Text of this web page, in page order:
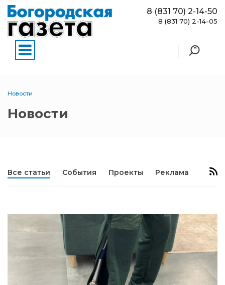
8 (831 70) 2-14-50
8 (831 70) 2-14-05
Новости
Новости
Все статьи События Проекты Реклама